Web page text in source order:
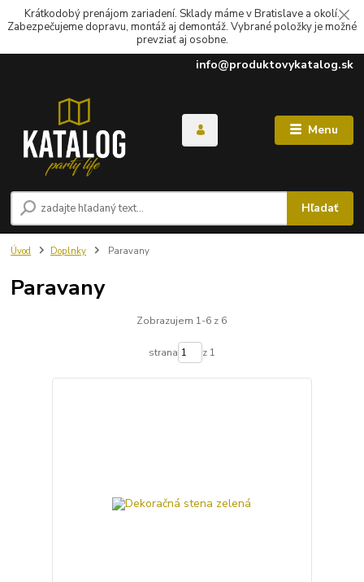
Krátkodobý prenájom zariadení. Sklady máme v Bratislave a okolí.
Zabezpečujeme dopravu, montáž aj demontáž. Vybrané položky je možné
prevziať aj osobne.
Menu
Hľadať
info@produktovykatalog.sk
Úvod Doplnky Paravany
Paravany
Zobrazujem 1-6 z 6
strana z 1